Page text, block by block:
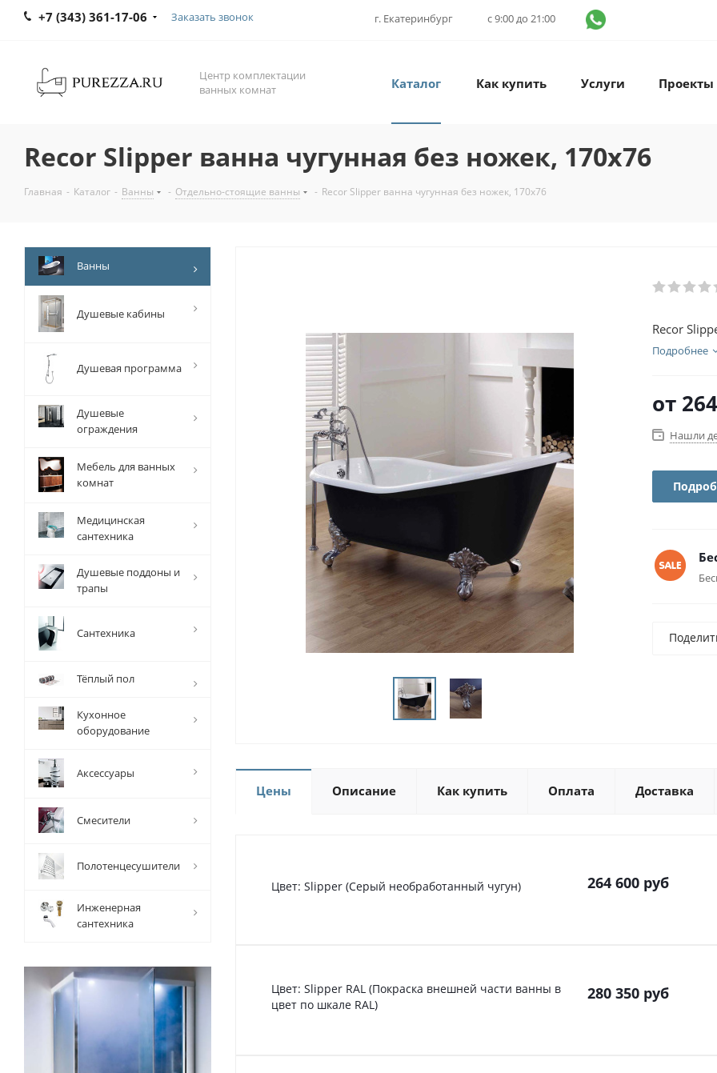
+7 (343) 361-17-06 Заказать звонок г. Екатеринбург с 9:00 до 21:00
Центр комплектации
ванных комнат
Каталог Как купить Услуги Проекты
Recor Slipper ванна чугунная без ножек, 170х76
Главная - Каталог - Ванны - Отдельно-стоящие ванны - Recor Slipper ванна чугунная без ножек, 170х76
Recor
Подробнее
от
Нашли
Цены Описание Как купить Оплата Доставка
Цвет: Slipper (Cерый необработанный чугун) 264 600 руб
Цвет: Slipper RAL (Покраска внешней части ванны в
цвет по шкале RAL)
280 350 руб
Ванны
Душевые кабины
Душевая программа
Душевые
ограждения
Мебель для ванных
комнат
Медицинская
сантехника
Душевые поддоны и
трапы
Сантехника
Тёплый пол
Кухонное
оборудование
Аксессуары
Смесители
Полотенцесушители
Инженерная
сантехника